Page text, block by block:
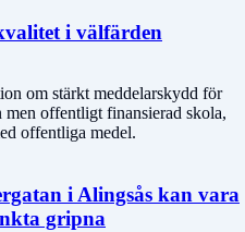
i välfärden
om stärkt meddelarskydd för
offentligt finansierad skola,
offentliga medel.
i Alingsås kan vara
gripna